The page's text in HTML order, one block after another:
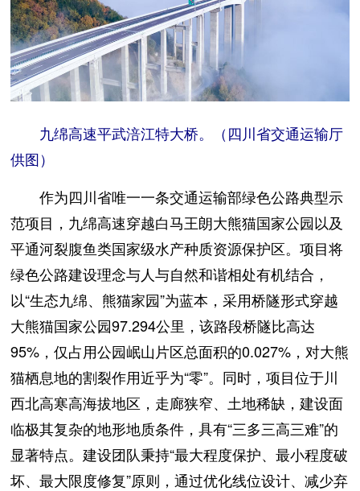
九绵高速平武涪江特大桥。（四川省交通运输厅
供图）
作为四川省唯一一条交通运输部绿色公路典型示
范项目，九绵高速穿越白马王朗大熊猫国家公园以及
平通河裂腹鱼类国家级水产种质资源保护区。项目将
绿色公路建设理念与人与自然和谐相处有机结合，
以“生态九绵、熊猫家园”为蓝本，采用桥隧形式穿越
大熊猫国家公园97.294公里，该路段桥隧比高达
95%，仅占用公园岷山片区总面积的0.027%，对大熊
猫栖息地的割裂作用近乎为“零”。同时，项目位于川
西北高寒高海拔地区，走廊狭窄、土地稀缺，建设面
临极其复杂的地形地质条件，具有“三多三高三难”的
显著特点。建设团队秉持“最大程度保护、最小程度破
坏、最大限度修复”原则，通过优化线位设计、减少弃